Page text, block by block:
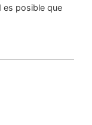
es posible que